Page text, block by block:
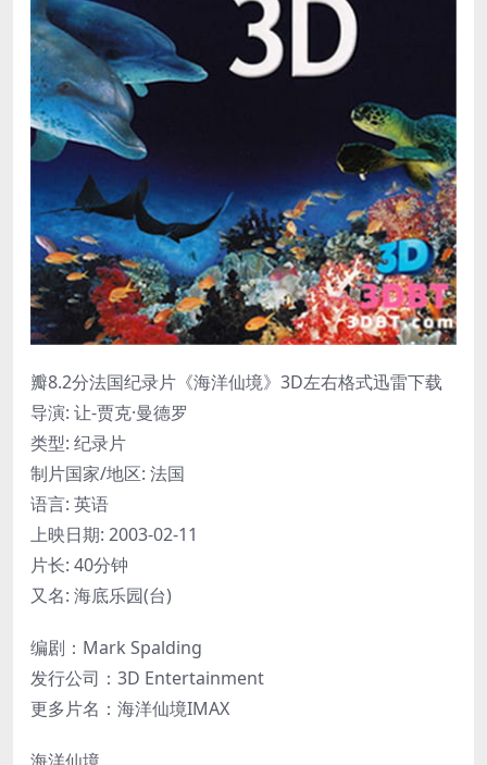
瓣8.2分法国纪录片《海洋仙境》3D左右格式迅雷下载
导演: 让-贾克·曼德罗
类型: 纪录片
制片国家/地区: 法国
语言: 英语
上映日期: 2003-02-11
片长: 40分钟
又名: 海底乐园(台)
编剧：Mark Spalding
发行公司：3D Entertainment
更多片名：海洋仙境IMAX